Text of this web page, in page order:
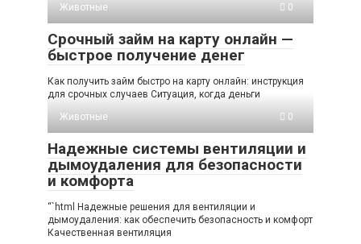
Животные
0
Срочный займ на карту онлайн —
быстрое получение денег
Как получить займ быстро на карту онлайн: инструкция
для срочных случаев Ситуация, когда деньги
Животные
0
Надежные системы вентиляции и
дымоудаления для безопасности
и комфорта
“`html Надежные решения для вентиляции и
дымоудаления: как обеспечить безопасность и комфорт
Качественная вентиляция